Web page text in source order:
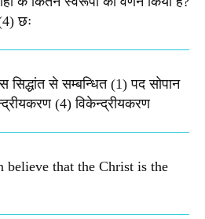
छः
सिद्धांत से सम्बन्धित (1) पद सोपान
(4) विकेन्द्रीयकरण
believe that the Christ is the